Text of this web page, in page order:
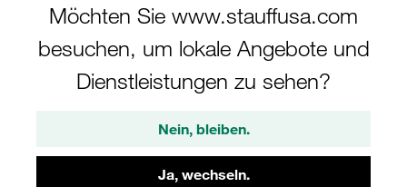
Möchten Sie www.stauffusa.com
besuchen, um lokale Angebote und
Dienstleistungen zu sehen?
Nein, bleiben.
Ja, wechseln.
Multikupplungen MCS für 4
Leitungen in der
Entwickelt für die Hydraulik von Traktor-